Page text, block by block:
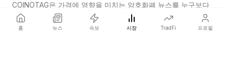
홈 뉴스 속보 시장 TradFi 프로필
COINOTAG은 가격에 영향을 미치는 암호화폐 뉴스를 누구보다
먼저 전하는 독립 미디어 네트워크입니다.
COINOTAG LLC · Shams Business Center, Sharjah, 839, UAE